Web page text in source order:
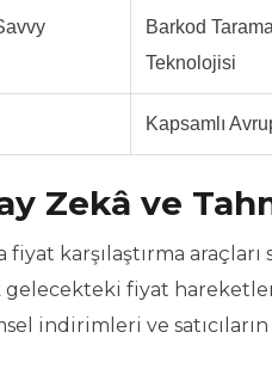
Barkod Tarama
Teknolojisi
Kapsamlı
Zekâ ve
fiyat karşılaştırma
gelecekteki fiyat
indirimleri ve